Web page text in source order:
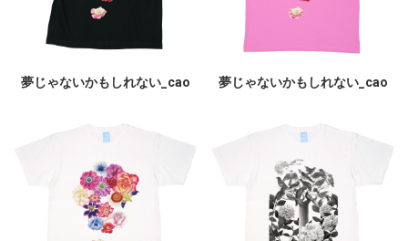
夢じゃないかもしれない_cao 夢じゃないかもしれない_cao